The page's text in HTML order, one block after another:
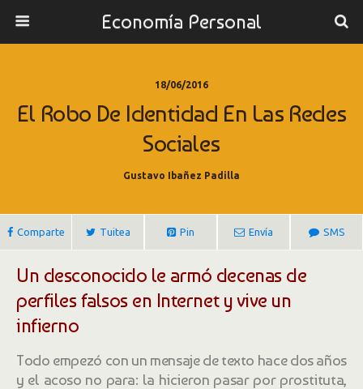
Economía Personal
18/06/2016
El Robo De Identidad En Las Redes
Sociales
Gustavo Ibañez Padilla
Comparte Tuitea Pin Envía SMS
Un desconocido le armó decenas de
perfiles falsos en Internet y vive un
infierno
Todo empezó con un mensaje de texto hace dos años
y el acoso no para: la hicieron pasar por prostituta,